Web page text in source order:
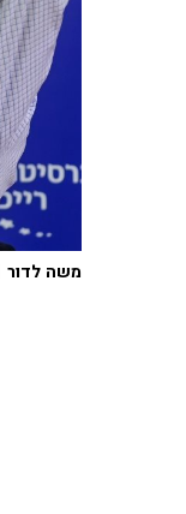
משה לדור